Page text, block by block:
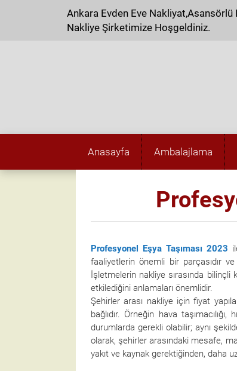
Ankara Evden Eve Nakliyat,Asansörlü
Nakliye Şirketimize Hoşgeldiniz.
Anasayfa Ambalajlama
Profesyonel Eşya Taşıması 2023
faaliyetlerin önemli bir parçasıdır
İşletmelerin nakliye sırasında
etkilediğini anlamaları önemlidir.
Şehirler arası nakliye için fiyat
bağlıdır. Örneğin hava
durumlarda gerekli olabilir; aynı
olarak, şehirler arasındaki mesafe,
yakıt ve kaynak gerektiğinden, daha